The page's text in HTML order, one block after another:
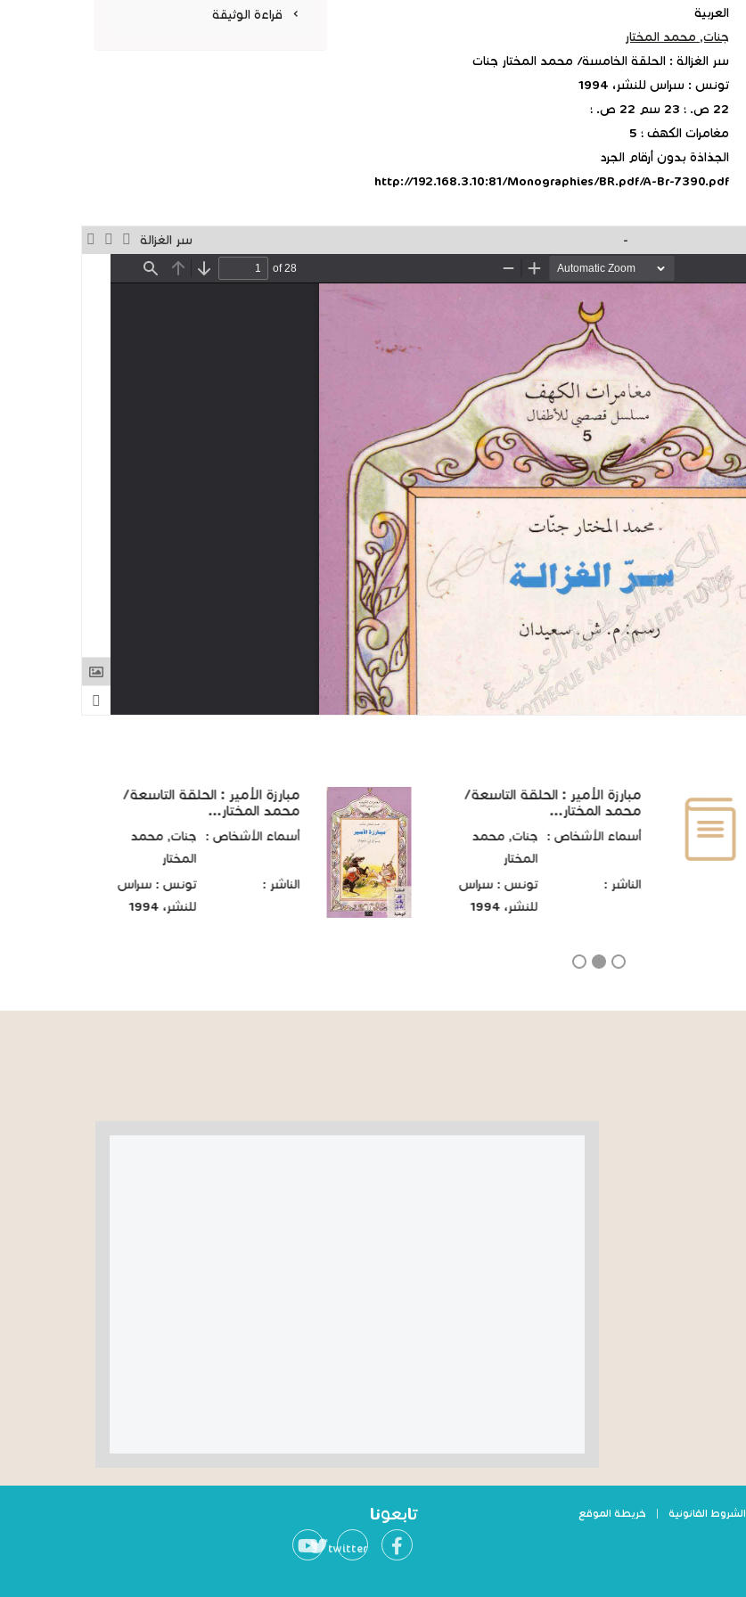
العربية
جنات, محمد المختار
سر الغزالة : الحلقة الخامسة/ محمد المختار جنات
تونس : سراس للنشر، 1994
22 ص. ؛ 23 سم 22 ص. ؛
مغامرات الكهف ؛ 5
الجذاذة بدون أرقام الجرد
http://192.168.3.10:81/Monographies/BR.pdf/A-Br-7390.pdf
قراءة الوثيقة
- سر الغزالة
مبارزة الأمير : الحلقة التاسعة/
محمد المختار...
أسماء الأشخاص :
جنات, محمد
المختار
الناشر :
تونس : سراس
للنشر، 1994
مبارزة الأمير : الحلقة التاسعة/
محمد المختار...
أسماء الأشخاص :
جنات, محمد
المختار
الناشر :
تونس : سراس
للنشر، 1994
الشروط القانونية | خريطة الموقع تابعونا
twitter